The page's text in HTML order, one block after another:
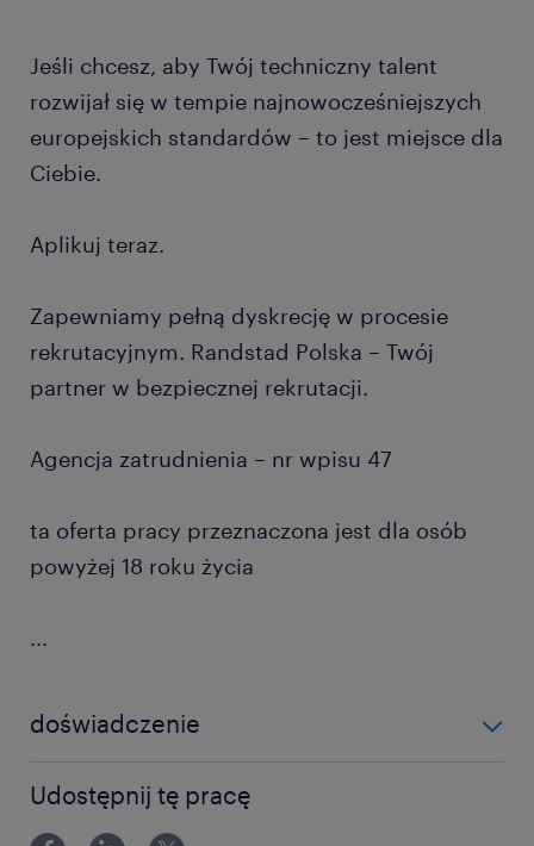
Jeśli chcesz, aby Twój techniczny talent
rozwijał się w tempie najnowocześniejszych
europejskich standardów – to jest miejsce dla
Ciebie.
Aplikuj teraz.
Zapewniamy pełną dyskrecję w procesie
rekrutacyjnym. Randstad Polska – Twój
partner w bezpiecznej rekrutacji.
Agencja zatrudnienia – nr wpisu 47
ta oferta pracy przeznaczona jest dla osób
powyżej 18 roku życia
...
doświadczenie
Udostępnij tę pracę